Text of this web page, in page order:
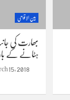
بین الاقوامی
بھارت کی
ہٹانے کے
15, 2018